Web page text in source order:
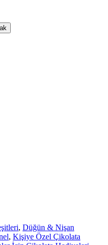
, Düğün & Nişan
, Kişiye Özel Çikolata